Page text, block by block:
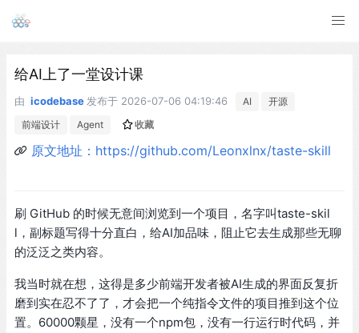
给AI上了一堂设计课
由 icodebase 发布于 2026-07-06 04:19:46 AI
开源
前端设计
Agent 收藏
原文地址：https://github.com/Leonxlnx/taste-skill
刷 GitHub 的时候无意间浏览到一个项目，名字叫taste-skil
l，副标题写得十分直白，给AI加品味，阻止它去生成那些无聊
的泛泛之类内容。
我当时就在想，这得是多少前端开发者被AI生成的界面反复折
磨到实在忍不了了，才会把一个纯指令文件的项目推到这个位
置。60000颗星，没有一个npm包，没有一行运行时代码，并